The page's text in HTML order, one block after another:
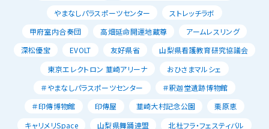
やまなしパラスポーツセンター
ストレッチラボ
甲府室内合奏団
高畑延命開運地蔵尊
アームレスリング
深松優宝
EVOLT 友好県省
山梨県看護教育研究協議会
東京エレクトロン 韮崎アリーナ
おひさまマルシェ
＃やまなしパラスポーツセンター
＃釈迦堂遺跡博物館
＃印傳博物館
印傳屋 韮崎大村記念公園
栗原恵
キャリメリSpace
山梨県舞踊連盟
北杜フラ・フェスティバル